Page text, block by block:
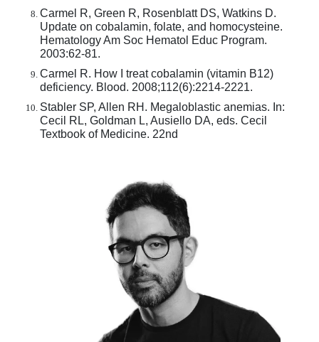
Carmel R, Green R, Rosenblatt DS, Watkins D.
Update on cobalamin, folate, and homocysteine.
Hematology Am Soc Hematol Educ Program.
2003:62-81.
Carmel R. How I treat cobalamin (vitamin B12)
deficiency. Blood. 2008;112(6):2214-2221.
Stabler SP, Allen RH. Megaloblastic anemias. In:
Cecil RL, Goldman L, Ausiello DA, eds. Cecil
Textbook of Medicine. 22nd